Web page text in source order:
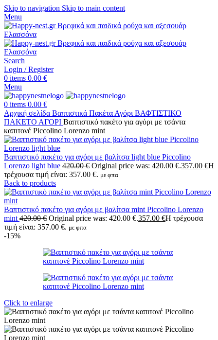
Skip to navigation Skip to main content
Menu
Search
Login / Register
0 items 0.00 €
Menu
0 items 0.00 €
Αρχική σελίδα Βαπτιστικά Πακέτα Αγόρι ΒΑΦΤΙΣΤΙΚΟ
ΠΑΚΕΤΟ ΑΓΟΡΙ Βαπτιστικό πακέτο για αγόρι με τσάντα
καπιτονέ Piccolino Lorenzo mint
Βαπτιστικό πακέτο για αγόρι με βαλίτσα light blue Piccolino
Lorenzo light blue 420.00€ Original price was: 420.00 €.357.00 €Η
τρέχουσα τιμή είναι: 357.00 €. με φπα
Back to products
Βαπτιστικό πακέτο για αγόρι με βαλίτσα mint Piccolino Lorenzo
mint 420.00€ Original price was: 420.00 €.357.00 €Η τρέχουσα
τιμή είναι: 357.00 €. με φπα
-15%
Click to enlarge